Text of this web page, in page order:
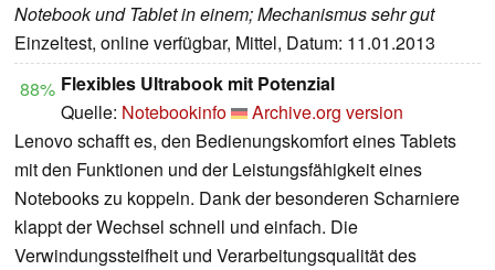
Notebook und Tablet in einem; Mechanismus sehr gut
Einzeltest, online verfügbar, Mittel, Datum: 11.01.2013
88% Flexibles Ultrabook mit Potenzial
Quelle: Notebookinfo
Archive.org version
Lenovo schafft es, den Bedienungskomfort eines Tablets
mit den Funktionen und der Leistungsfähigkeit eines
Notebooks zu koppeln. Dank der besonderen Scharniere
klappt der Wechsel schnell und einfach. Die
Verwindungssteifheit und Verarbeitungsqualität des